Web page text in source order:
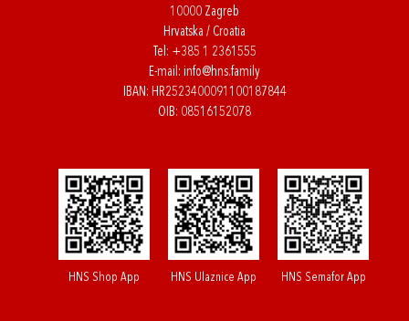
10000 Zagreb
Hrvatska / Croatia
Tel: +385 1 2361555
E-mail: info@hns.family
IBAN: HR2523400091100187844
OIB: 08516152078
HNS Shop App HNS Ulaznice App HNS Semafor App